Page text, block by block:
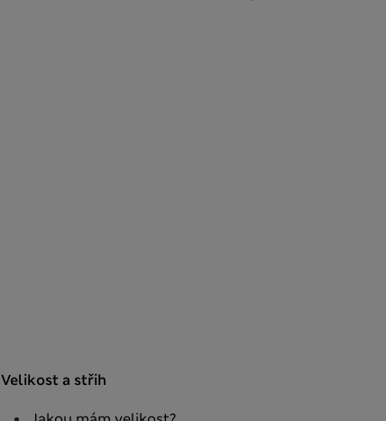
Velikost a střih